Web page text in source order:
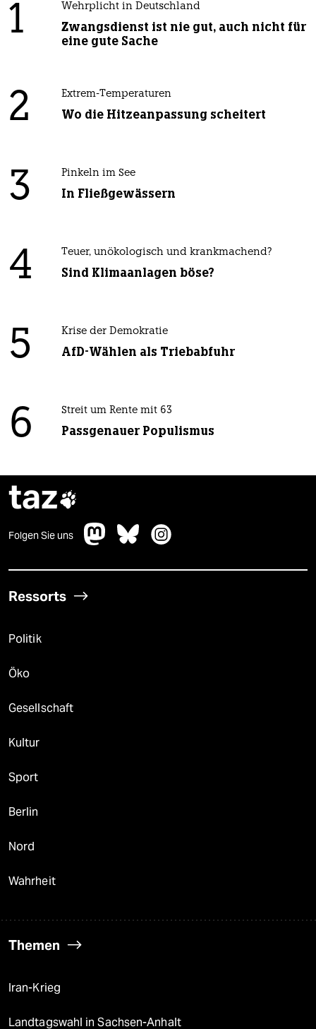
1 Wehrplicht in Deutschland
Zwangsdienst ist nie gut, auch nicht für
eine gute Sache
2 Extrem-Temperaturen
Wo die Hitzeanpassung scheitert
3 Pinkeln im See
In Fließgewässern
4 Teuer, unökologisch und krankmachend?
Sind Klimaanlagen böse?
5 Krise der Demokratie
AfD-Wählen als Triebabfuhr
6 Streit um Rente mit 63
Passgenauer Populismus
taz
Folgen Sie uns
Ressorts
Politik
Öko
Gesellschaft
Kultur
Sport
Berlin
Nord
Wahrheit
Themen
Iran-Krieg
Landtagswahl in Sachsen-Anhalt